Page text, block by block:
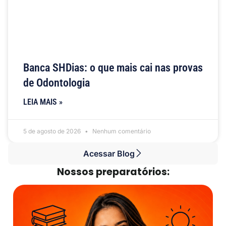
Banca SHDias: o que mais cai nas provas
de Odontologia
LEIA MAIS »
5 de agosto de 2026 Nenhum comentário
Acessar Blog
Nossos preparatórios: